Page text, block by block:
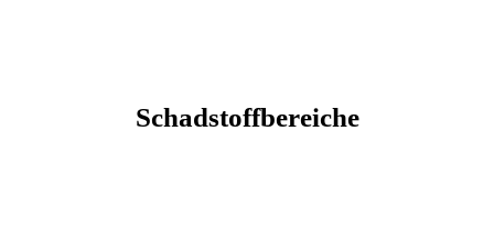
Schadstoffbereiche